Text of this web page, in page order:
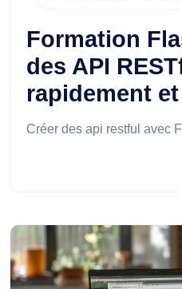
Formation
des API
rapidement
Créer des api restful avec